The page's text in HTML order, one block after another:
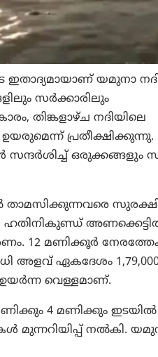
യമുനാ
സർക്കാരിലും
തിങ്കളാഴ്ച നദിയിലെ
ഉയരുമെന്ന് പ്രതീക്ഷിക്കുന്നു.
സന്ദർശിച്ച് ഒരുക്കങ്ങളും
താമസിക്കുന്നവരെ
ഹതിനികുണ്ഡ്
12 മണിക്കൂർ
അളവ് ഏകദേശം
വെള്ളമാണ്.
4 മണിക്കും ഇടയിൽ
മുന്നറിയിപ്പ് നൽകി.